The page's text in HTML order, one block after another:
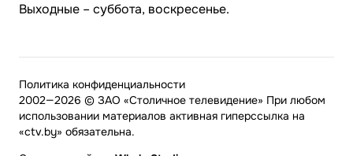
Выходные – суббота, воскресенье.
2002—2026 © ЗАО «Столичное телевидение» При любом
использовании материалов активная гиперссылка на
«ctv.by» обязательна.
Политика конфиденциальности